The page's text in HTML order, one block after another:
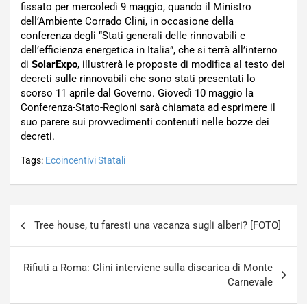
fissato per mercoledì 9 maggio, quando il Ministro
dell’Ambiente Corrado Clini, in occasione della
conferenza degli “Stati generali delle rinnovabili e
dell’efficienza energetica in Italia”, che si terrà all’interno
di SolarExpo, illustrerà le proposte di modifica al testo dei
decreti sulle rinnovabili che sono stati presentati lo
scorso 11 aprile dal Governo. Giovedì 10 maggio la
Conferenza-Stato-Regioni sarà chiamata ad esprimere il
suo parere sui provvedimenti contenuti nelle bozze dei
decreti.
Tags: Ecoincentivi Statali
Tree house, tu faresti una vacanza sugli alberi? [FOTO]
Rifiuti a Roma: Clini interviene sulla discarica di Monte
Carnevale